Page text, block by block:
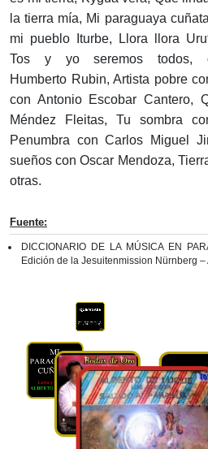
la tierra mía, Mi paraguaya
mi pueblo Iturbe, Llora llora
Tos y yo seremos todos,
Humberto Rubin, Artista pobre
con Antonio Escobar Cantero,
Méndez Fleitas, Tu sombra
Penumbra con Carlos Miguel
sueños con Oscar Mendoza,
otras.
Fuente:
DICCIONARIO DE LA MÚSICA EN
Edición de la Jesuitenmission Nürnberg